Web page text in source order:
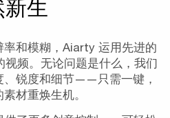
新生
率和模糊，Aiarty 运用先进的
视频。无论问题是什么，我们
、锐度和细节——只需一键，
材重焕生机。